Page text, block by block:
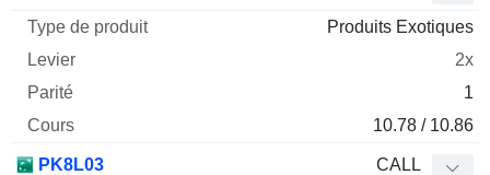
Produits Exotiques
2x
1
10.78 / 10.86
PK8L03 CALL